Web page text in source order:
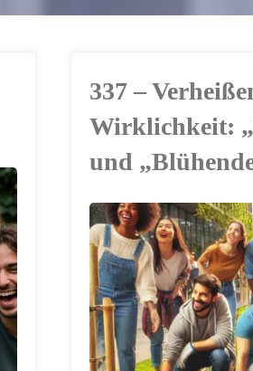
337 –
Wirklichkeit:
und
ERSTELLT MIT
CHATGPT